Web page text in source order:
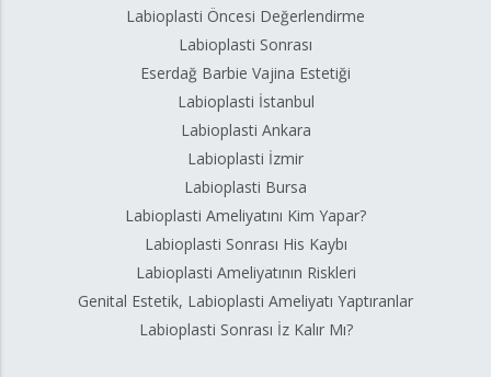
Labioplasti Öncesi Değerlendirme
Labioplasti Sonrası
Eserdağ Barbie Vajina Estetiği
Labioplasti İstanbul
Labioplasti Ankara
Labioplasti İzmir
Labioplasti Bursa
Labioplasti Ameliyatını Kim Yapar?
Labioplasti Sonrası His Kaybı
Labioplasti Ameliyatının Riskleri
Genital Estetik, Labioplasti Ameliyatı Yaptıranlar
Labioplasti Sonrası İz Kalır Mı?